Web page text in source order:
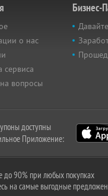
о нас
сервиса
вопросы
Бизнес-
доступны
Приложение:
до 90% при любых покупках
на самые выгодные